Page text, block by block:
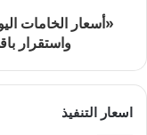
«أسعار الخامات
واستقرار
اسعار التنفيذ